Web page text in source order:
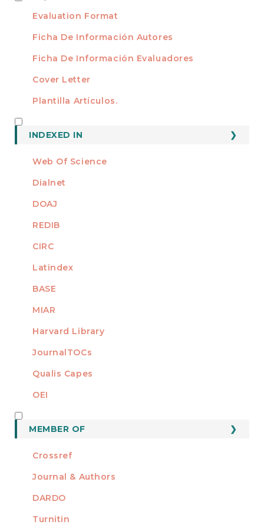
Evaluation Format
Ficha De Información Autores
Ficha De Información Evaluadores
Cover Letter
Plantilla Artículos.
INDEXED IN
Web Of Science
Dialnet
DOAJ
REDIB
CIRC
Latindex
BASE
MIAR
Harvard Library
JournalTOCs
Qualis Capes
OEI
MEMBER OF
Crossref
Journal & Authors
DARDO
Turnitin